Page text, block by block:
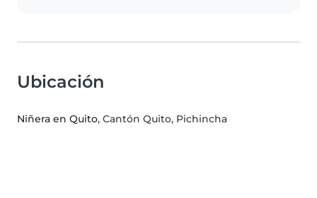
Ubicación
Niñera en Quito, Cantón Quito, Pichincha